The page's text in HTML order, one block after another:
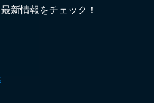
新情報をチェック！